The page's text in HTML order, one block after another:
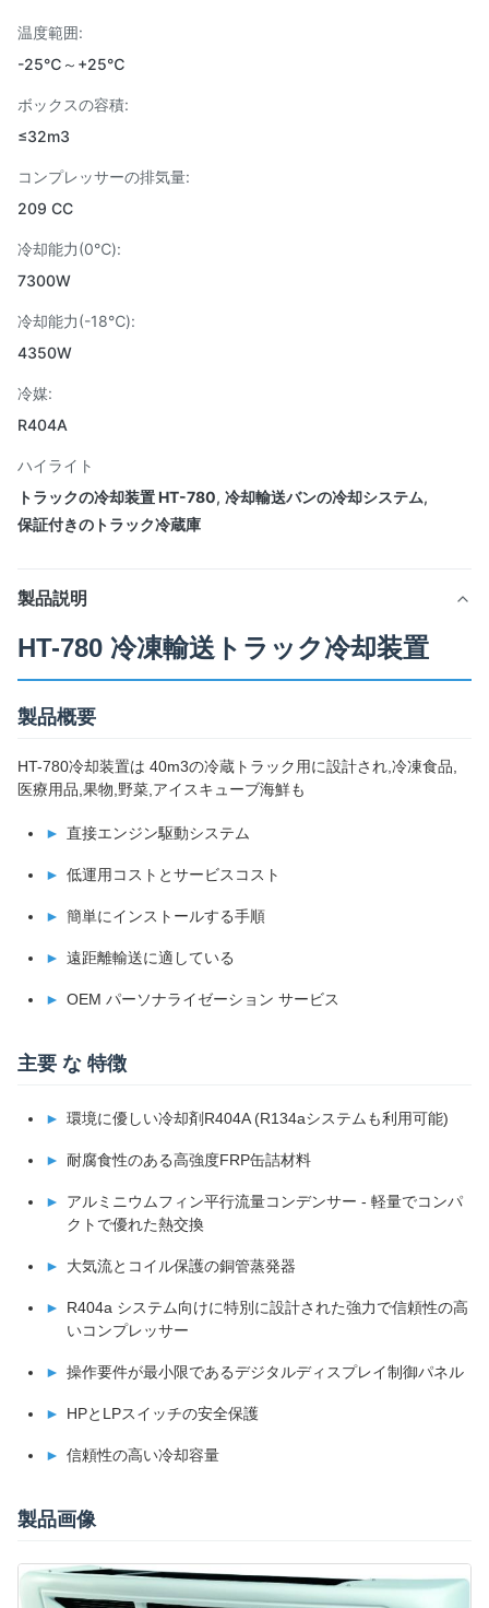
温度範囲:
-25℃～+25℃
ボックスの容積:
≤32m3
コンプレッサーの排気量:
209 CC
冷却能力(0℃):
7300W
冷却能力(-18℃):
4350W
冷媒:
R404A
ハイライト
トラックの冷却装置 HT-780, 冷却輸送バンの冷却システム,
保証付きのトラック冷蔵庫
製品説明
HT-780 冷凍輸送トラック冷却装置
製品概要
HT-780冷却装置は 40m3の冷蔵トラック用に設計され,冷凍食品,
医療用品,果物,野菜,アイスキューブ海鮮も
直接エンジン駆動システム
低運用コストとサービスコスト
簡単にインストールする手順
遠距離輸送に適している
OEM パーソナライゼーション サービス
主要 な 特徴
環境に優しい冷却剤R404A (R134aシステムも利用可能)
耐腐食性のある高強度FRP缶詰材料
アルミニウムフィン平行流量コンデンサー - 軽量でコンパ
クトで優れた熱交換
大気流とコイル保護の銅管蒸発器
R404a システム向けに特別に設計された強力で信頼性の高
いコンプレッサー
操作要件が最小限であるデジタルディスプレイ制御パネル
HPとLPスイッチの安全保護
信頼性の高い冷却容量
製品画像